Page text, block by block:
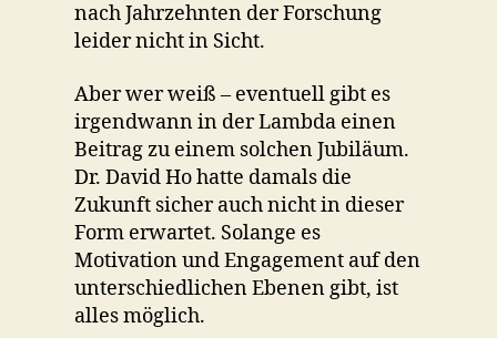
nach Jahrzehnten der Forschung
leider nicht in Sicht.
Aber wer weiß – eventuell gibt es
irgendwann in der Lambda einen
Beitrag zu einem solchen Jubiläum.
Dr. David Ho hatte damals die
Zukunft sicher auch nicht in dieser
Form erwartet. Solange es
Motivation und Engagement auf den
unterschiedlichen Ebenen gibt, ist
alles möglich.